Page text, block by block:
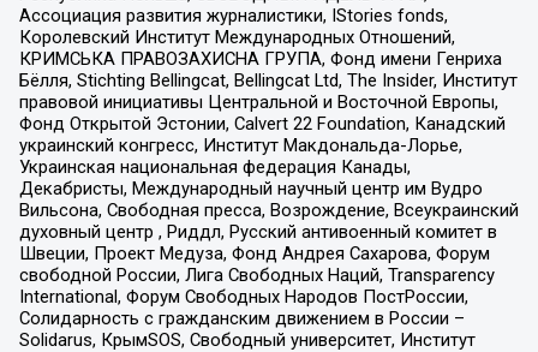
Ассоциация развития журналистики, IStories fonds,
Королевский Институт Международных Отношений,
КРИМСЬКА ПРАВОЗАХИСНА ГРУПА, Фонд имени Генриха
Бёлля, Stichting Bellingcat, Bellingcat Ltd, The Insider, Институт
правовой инициативы Центральной и Восточной Европы,
Фонд Открытой Эстонии, Calvert 22 Foundation, Канадский
украинский конгресс, Институт Макдональда-Лорье,
Украинская национальная федерация Канады,
Декабристы, Международный научный центр им Вудро
Вильсона, Свободная пресса, Возрождение, Всеукраинский
духовный центр , Риддл, Русский антивоенный комитет в
Швеции, Проект Медуза, Фонд Андрея Сахарова, Форум
свободной России, Лига Свободных Наций, Transparеncy
International, Форум Свободных Народов ПостРоссии,
Солидарность с гражданским движением в России –
Solidarus, КрымSOS, Свободный университет, Институт